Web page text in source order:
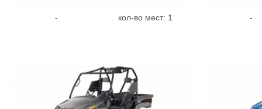
- кол-во мест: 1 -